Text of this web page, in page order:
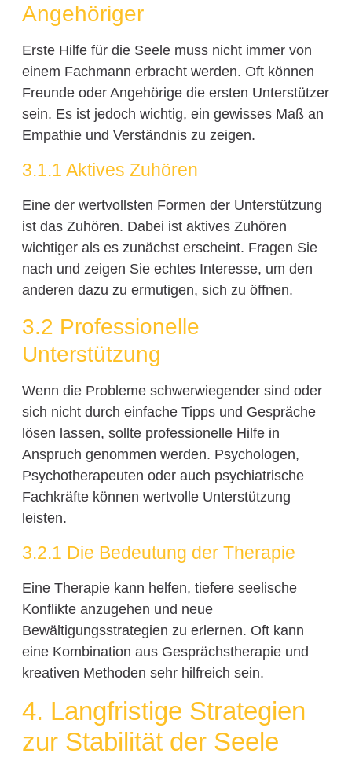
Angehöriger
Erste Hilfe für die Seele muss nicht immer von
einem Fachmann erbracht werden. Oft können
Freunde oder Angehörige die ersten Unterstützer
sein. Es ist jedoch wichtig, ein gewisses Maß an
Empathie und Verständnis zu zeigen.
3.1.1 Aktives Zuhören
Eine der wertvollsten Formen der Unterstützung
ist das Zuhören. Dabei ist aktives Zuhören
wichtiger als es zunächst erscheint. Fragen Sie
nach und zeigen Sie echtes Interesse, um den
anderen dazu zu ermutigen, sich zu öffnen.
3.2 Professionelle
Unterstützung
Wenn die Probleme schwerwiegender sind oder
sich nicht durch einfache Tipps und Gespräche
lösen lassen, sollte professionelle Hilfe in
Anspruch genommen werden. Psychologen,
Psychotherapeuten oder auch psychiatrische
Fachkräfte können wertvolle Unterstützung
leisten.
3.2.1 Die Bedeutung der Therapie
Eine Therapie kann helfen, tiefere seelische
Konflikte anzugehen und neue
Bewältigungsstrategien zu erlernen. Oft kann
eine Kombination aus Gesprächstherapie und
kreativen Methoden sehr hilfreich sein.
4. Langfristige Strategien
zur Stabilität der Seele